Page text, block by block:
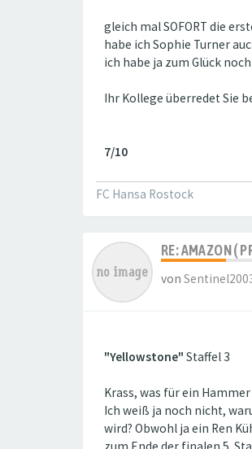
gleich mal SOFORT die
habe ich Sophie Turner
ich habe ja zum Glück
Ihr Kollege überredet Sie
7/10
FC Hansa Rostock
RE: AMAZON (
von
"Yellowstone" Staffel 3
Krass, was für ein
Ich weiß ja noch nicht,
wird? Obwohl ja ein Ren